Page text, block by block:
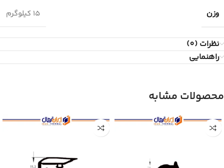
وزن ۱۵ کیلوگرم
نظرات (0)
راهنمایی
محصولات مشابه